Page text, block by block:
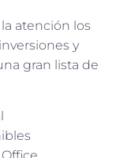
atención los
y
gran lista de